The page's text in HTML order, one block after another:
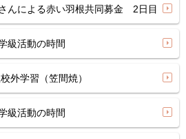
んによる赤い羽根共同募金 2日目
活動の時間
外学習（笠間焼）
活動の時間